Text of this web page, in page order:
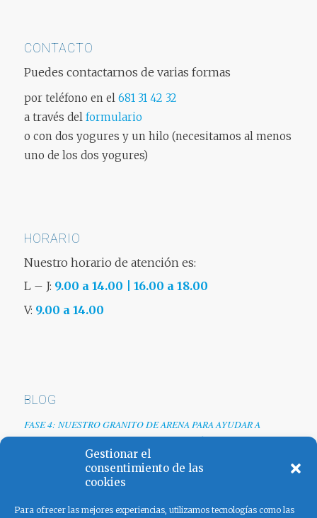
Gestionar el
consentimiento de las
cookies
Para ofrecer las mejores experiencias, utilizamos tecnologías como las
CONTACTO
Puedes contactarnos de varias formas
por teléfono en el 681 31 42 32
a través del formulario
o con dos yogures y un hilo (necesitamos al menos
uno de los dos yogures)
HORARIO
Nuestro horario de atención es:
L – J: 9.00 a 14.00 | 16.00 a 18.00
V: 9.00 a 14.00
BLOG
FASE 4: NUESTRO GRANITO DE ARENA PARA AYUDAR A
EMPRESAS TRAS LA CRISIS DEL COVID-19
Renovamos web